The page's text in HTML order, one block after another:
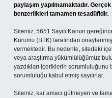
paylaşım yapılmamaktadır.
benzerlikleri tamamen tesadüfidir.
Sitemiz, 5651 Sayılı Kanun
Kurumu (BTK) tarafından
vermektedir. Bu nedenle, sitedeki
veya araştırma yükümlülüğümüz
yazdıkları içeriklerin sorumluluğunu
sorumluluğu kabul etmiş sayılırlar.
Sitemiz, kar amacı gütmeyen ve